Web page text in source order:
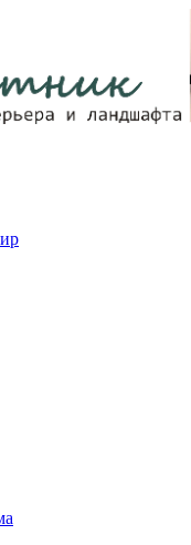
дома.